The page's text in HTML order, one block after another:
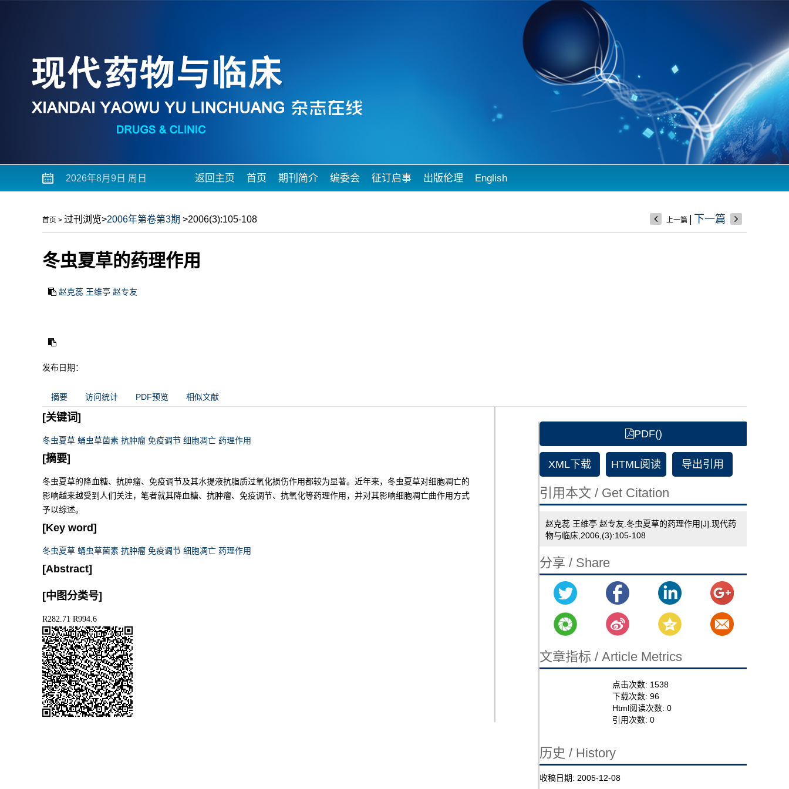
2026年8月9日 周日 返回主页 首页 期刊简介 编委会 征订启事 出版伦理 English
首页 > 过刊浏览>2006年第卷第3期 >2006(3):105-108 上一篇 下一篇
冬虫夏草的药理作用
赵克蕊 王维亭 赵专友
发布日期：
摘要 访问统计 PDF预览 相似文献
[关键词]
冬虫夏草 蛹虫草菌素 抗肿瘤 免疫调节 细胞凋亡 药理作用
[摘要]
冬虫夏草的降血糖、抗肿瘤、免疫调节及其水提液抗脂质过氧化损伤作用都较为显著。近年来，冬虫夏草对细胞凋亡的
影响越来越受到人们关注，笔者就其降血糖、抗肿瘤、免疫调节、抗氧化等药理作用，并对其影响细胞凋亡曲作用方式
予以综述。
[Key word]
冬虫夏草 蛹虫草菌素 抗肿瘤 免疫调节 细胞凋亡 药理作用
[Abstract]
[中图分类号]
R282.71 R994.6
PDF()
XML下载 HTML阅读 导出引用
引用本文 / Get Citation
赵克蕊 王维亭 赵专友.冬虫夏草的药理作用[J].现代药
物与临床,2006,(3):105-108
分享 / Share
文章指标 / Article Metrics
点击次数: 1538
下载次数:96
Html阅读次数:0
引用次数:0
历史 / History
收稿日期: 2005-12-08